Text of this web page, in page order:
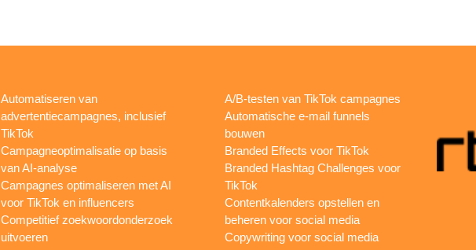
Automatiseren van
advertentiecampagnes, inclusief
TikTok
Campagneoptimalisatie op basis
van AI-analyse
Campagnes optimaliseren met AI
voor TikTok en influencers
Competitief zoekwoordonderzoek
uitvoeren
A/B-testen van TikTok campagnes
Automatische e-mail funnels
bouwen
Branded Effects voor TikTok
Branded Hashtag Challenges voor
TikTok
Contentkalenders opstellen en
beheren voor social media
Copywriting voor social media